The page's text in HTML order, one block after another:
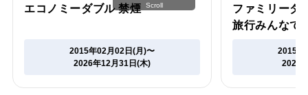
エコノミーダブル 禁煙
2015年02月02日(月)〜
2026年12月31日(木)
ファミリーダ
旅行みんなで
2015年
2026
Scroll